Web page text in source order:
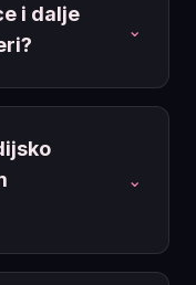
i dalje
⌄
⌄